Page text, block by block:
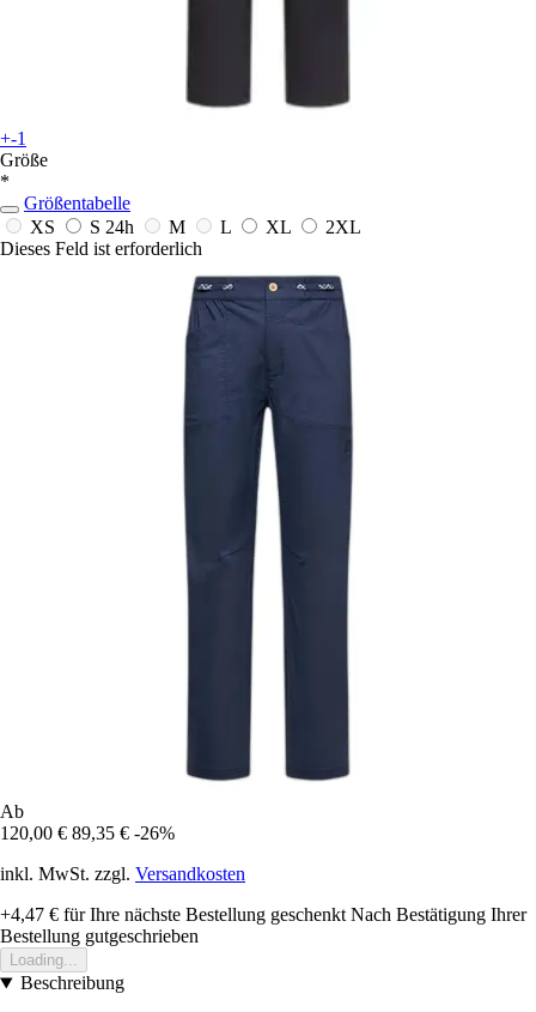
+-1
Größe
*
Größentabelle
XS
S 24h M L XL
2XL
Dieses Feld ist erforderlich
Ab
120,00 € 89,35 € -26%
inkl. MwSt. zzgl. Versandkosten
+4,47 € für Ihre nächste Bestellung geschenkt Nach Bestätigung Ihrer
Bestellung gutgeschrieben
Loading...
Beschreibung